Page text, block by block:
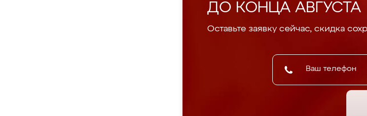
ДО КОНЦА АВГУСТА
Оставьте заявку сейчас, скидка